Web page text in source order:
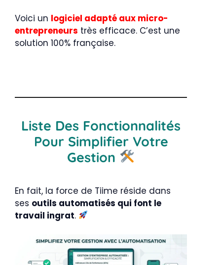
Voici un logiciel adapté aux micro-
entrepreneurs très efficace. C’est une
solution 100% française.
Liste Des Fonctionnalités
Pour Simplifier Votre
Gestion
En fait, la force de Tiime réside dans
ses outils automatisés qui font le
travail ingrat.